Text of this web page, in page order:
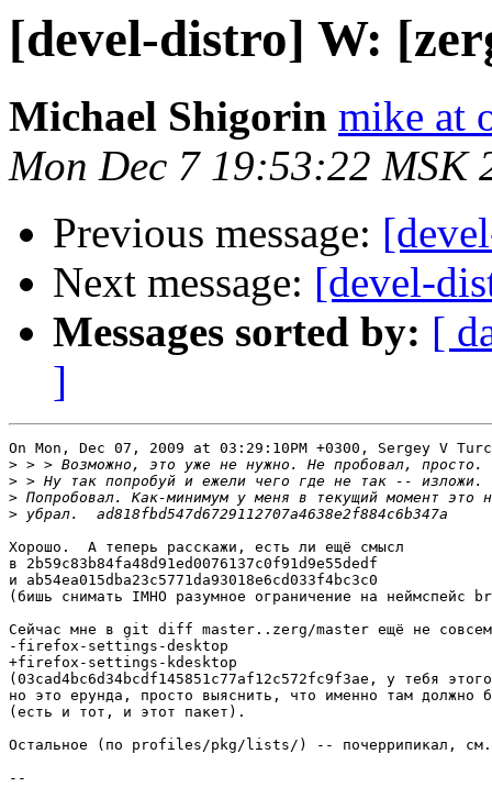
[devel-distro] W:
Michael Shigorin mike at
Mon Dec 7 19:53:22 MSK
Previous message:
Next message: [devel-
Messages sorted by: [
]
On Mon, Dec 07, 2009 at 03:29:10PM +0300, Sergey V
>
>
>
>
Хорошо.  А теперь расскажи, есть ли ещё смысл
в 2b59c83b84fa48d91ed0076137c0f91d9e55dedf
и ab54ea015dba23c5771da93018e6cd033f4bc3c0
(бишь снимать IMHO разумное ограничение на неймспейс
Сейчас мне в git diff master..zerg/master ещё не совсем
-firefox-settings-desktop
+firefox-settings-kdesktop
(03cad4bc6d34bcdf145851c77af12c572fc9f3ae, у тебя
но это ерунда, просто выяснить, что именно там должно
(есть и тот, и этот пакет).
Остальное (по profiles/pkg/lists/) -- почеррипикал,
--